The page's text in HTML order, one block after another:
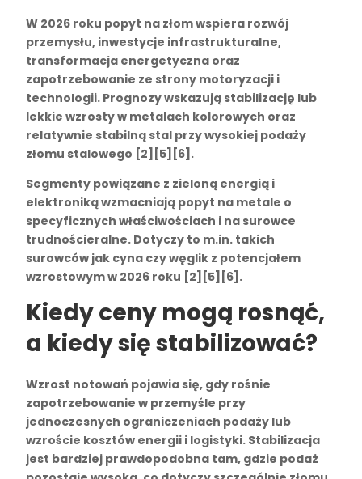
W 2026 roku popyt na złom wspiera rozwój
przemysłu, inwestycje infrastrukturalne,
transformacja energetyczna oraz
zapotrzebowanie ze strony motoryzacji i
technologii. Prognozy wskazują stabilizację lub
lekkie wzrosty w metalach kolorowych oraz
relatywnie stabilną stal przy wysokiej podaży
złomu stalowego [2][5][6].
Segmenty powiązane z zieloną energią i
elektroniką wzmacniają popyt na metale o
specyficznych właściwościach i na surowce
trudnościeralne. Dotyczy to m.in. takich
surowców jak cyna czy węglik z potencjałem
wzrostowym w 2026 roku [2][5][6].
Kiedy ceny mogą rosnąć,
a kiedy się stabilizować?
Wzrost notowań pojawia się, gdy rośnie
zapotrzebowanie w przemyśle przy
jednoczesnych ograniczeniach podaży lub
wzroście kosztów energii i logistyki. Stabilizacja
jest bardziej prawdopodobna tam, gdzie podaż